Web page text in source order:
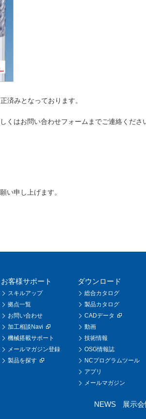
済みとなっております。
はお問い合わせフォームまでご連絡くださ
い申し上げます。
お客様サポート
スキルアップ
拠点一覧
お問い合わせ
加工相談Navi
機械搭載サポート
メールマガジン登録
製品を探す
ダウンロード
総合カタログ
製品カタログ
CADデータ
動画
技術情報
OSG情報誌
NCプログラムツール
アプリ
メールマガジン
NEWS 展示